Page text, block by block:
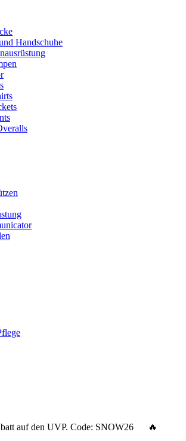
Handschuhe
auf den UVP. Code: SNOW26 🔥